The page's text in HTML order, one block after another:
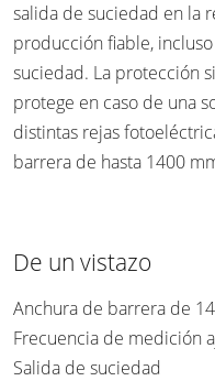
salida de suciedad en la
producción fiable,
suciedad. La protección
protege en caso de una
distintas rejas
barrera de hasta 1400
De un vistazo
Anchura de barrera de
Frecuencia de medición
Salida de suciedad